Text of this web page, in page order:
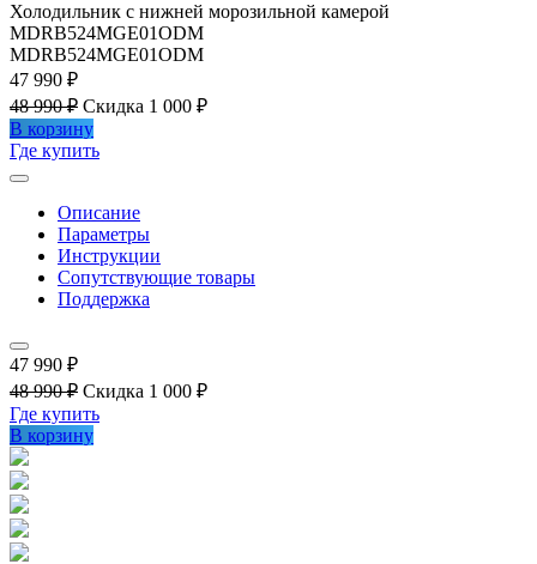
Холодильник с нижней морозильной камерой
MDRB524MGE01ODM
MDRB524MGE01ODM
47 990 ₽
48 990 ₽ Скидка 1 000 ₽
В корзину
Где купить
Описание
Параметры
Инструкции
Сопутствующие товары
Поддержка
47 990 ₽
48 990 ₽ Скидка 1 000 ₽
Где купить
В корзину